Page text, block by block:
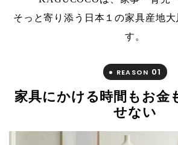
そっと寄り添う日本１の家具産地
す。
REASON 01
家具にかける時間もお金
せない